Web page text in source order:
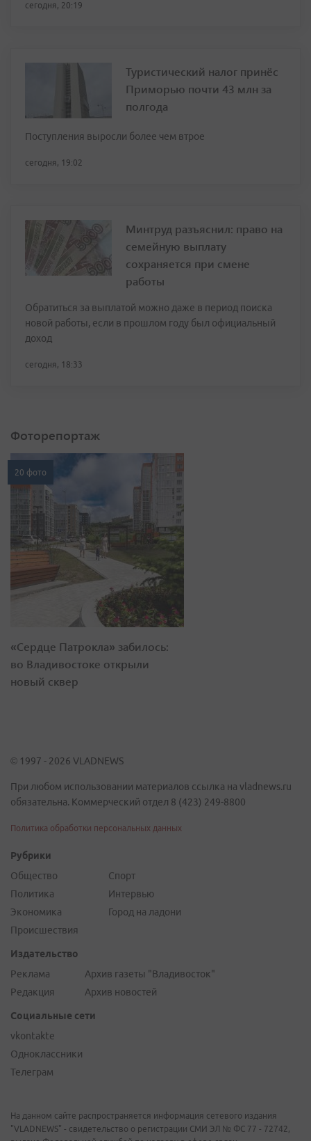
сегодня, 20:19
Туристический налог принёс
Приморью почти 43 млн за
полгода
Поступления выросли более чем втрое
сегодня, 19:02
Минтруд разъяснил: право на
семейную выплату
сохраняется при смене
работы
Обратиться за выплатой можно даже в период поиска
новой работы, если в прошлом году был официальный
доход
сегодня, 18:33
Фоторепортаж
20 фото
«Сердце Патрокла» забилось:
во Владивостоке открыли
новый сквер
© 1997 - 2026 VLADNEWS
При любом использовании материалов ссылка на vladnews.ru
обязательна. Коммерческий отдел 8 (423) 249-8800
Политика обработки персональных данных
Рубрики
Общество
Политика
Экономика
Происшествия
Спорт
Интервью
Город на ладони
Издательство
Реклама
Редакция
Архив газеты "Владивосток"
Архив новостей
Социальные сети
vkontakte
Одноклассники
Телеграм
На данном сайте распространяется информация сетевого издания
"VLADNEWS" - свидетельство о регистрации СМИ ЭЛ № ФС 77 - 72742,